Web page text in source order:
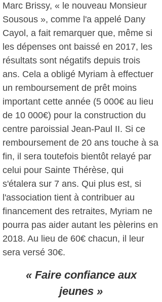
Marc Brissy, « le nouveau Monsieur
Sousous », comme l'a appelé Dany
Cayol, a fait remarquer que, même si
les dépenses ont baissé en 2017, les
résultats sont négatifs depuis trois
ans. Cela a obligé Myriam à effectuer
un remboursement de prêt moins
important cette année (5 000€ au lieu
de 10 000€) pour la construction du
centre paroissial Jean-Paul II. Si ce
remboursement de 20 ans touche à sa
fin, il sera toutefois bientôt relayé par
celui pour Sainte Thérèse, qui
s'étalera sur 7 ans. Qui plus est, si
l'association tient à contribuer au
financement des retraites, Myriam ne
pourra pas aider autant les pèlerins en
2018. Au lieu de 60€ chacun, il leur
sera versé 30€.
« Faire confiance aux
jeunes »